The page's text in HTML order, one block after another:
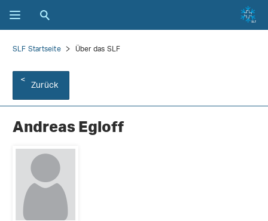
SLF Startseite Über das SLF
Zurück
Andreas Egloff